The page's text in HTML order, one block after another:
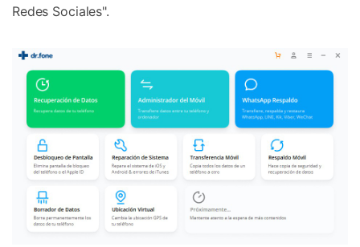
Redes Sociales".